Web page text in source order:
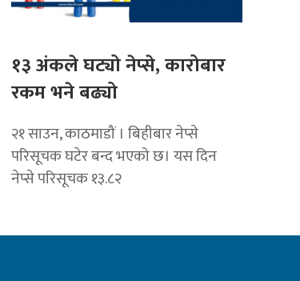
१३ अंकले घट्यो नेप्से, कारोबार
रकम भने बढ्यो
२१ साउन, काठमाडौं । बिहीबार नेप्से
परिसूचक घटेर बन्द भएको छ। यस दिन
नेप्से परिसूचक १३.८२